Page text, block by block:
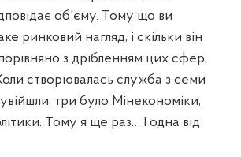
об'єму. Тому що ви
ринковий нагляд, і скільки він
з дрібленням цих сфер,
створювалась служба з семи
три було Мінекономіки,
Тому я ще раз… І одна від